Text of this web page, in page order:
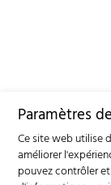
Paramètres
Ce site web utilise
améliorer
pouvez contrôler